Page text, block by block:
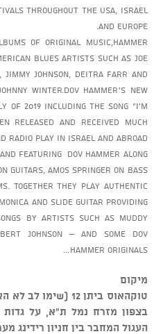
throughout the USA, Israel
and Europe.
of original music,Hammer
Blues artists such as Joe
Jimmy Johnson, Deitra Farr and
Winter.Dov Hammer’s new
2019 including the song “I’m
released and received much
radio play in Israel and abroad
featuring Dov Hammer along
guitars, Amos Springer on bass
Together they play authentic
and slide guitar providing
by artists such as Muddy
Johnson – and some Dov
Hammer originals…
מיקום
בצפון מזרח נמל ת"א, על גדות
העגול המחבר בין חניון רידינג